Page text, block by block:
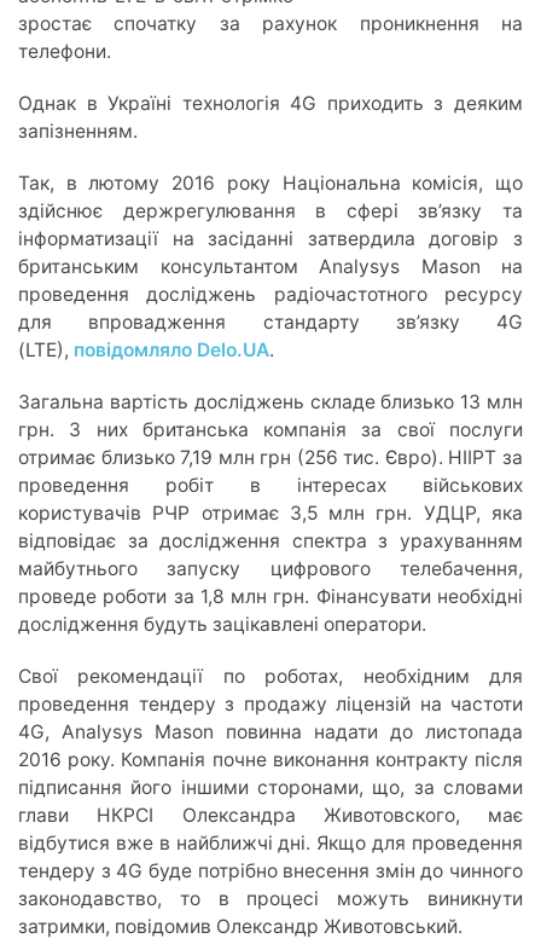
зростає спочатку за рахунок проникнення на
телефони.
Однак в Україні технологія 4G приходить з деяким
запізненням.
Так, в лютому 2016 року Національна комісія, що
здійснює держрегулювання в сфері зв’язку та
інформатизації на засіданні затвердила договір з
британським консультантом Analysys Mason на
проведення досліджень радіочастотного ресурсу
для впровадження стандарту зв’язку 4G
(LTE), повідомляло Delo.UA.
Загальна вартість досліджень складе близько 13 млн
грн. З них британська компанія за свої послуги
отримає близько 7,19 млн грн (256 тис. Євро). НІІРТ за
проведення робіт в інтересах військових
користувачів РЧР отримає 3,5 млн грн. УДЦР, яка
відповідає за дослідження спектра з урахуванням
майбутнього запуску цифрового телебачення,
проведе роботи за 1,8 млн грн. Фінансувати необхідні
дослідження будуть зацікавлені оператори.
Свої рекомендації по роботах, необхідним для
проведення тендеру з продажу ліцензій на частоти
4G, Analysys Mason повинна надати до листопада
2016 року. Компанія почне виконання контракту після
підписання його іншими сторонами, що, за словами
глави НКРСІ Олександра Животовского, має
відбутися вже в найближчі дні. Якщо для проведення
тендеру з 4G буде потрібно внесення змін до чинного
законодавство, то в процесі можуть виникнути
затримки, повідомив Олександр Животовський.